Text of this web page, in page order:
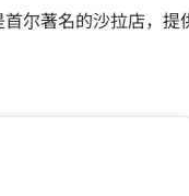
著名的沙拉店，